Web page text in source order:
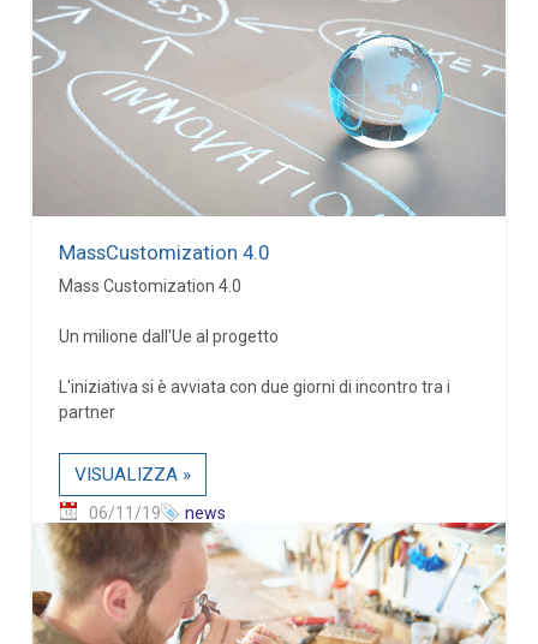
MassCustomization 4.0
Mass Customization 4.0
Un milione dall'Ue al progetto
L'iniziativa si è avviata con due giorni di incontro tra i
partner
VISUALIZZA »
06/11/19 news